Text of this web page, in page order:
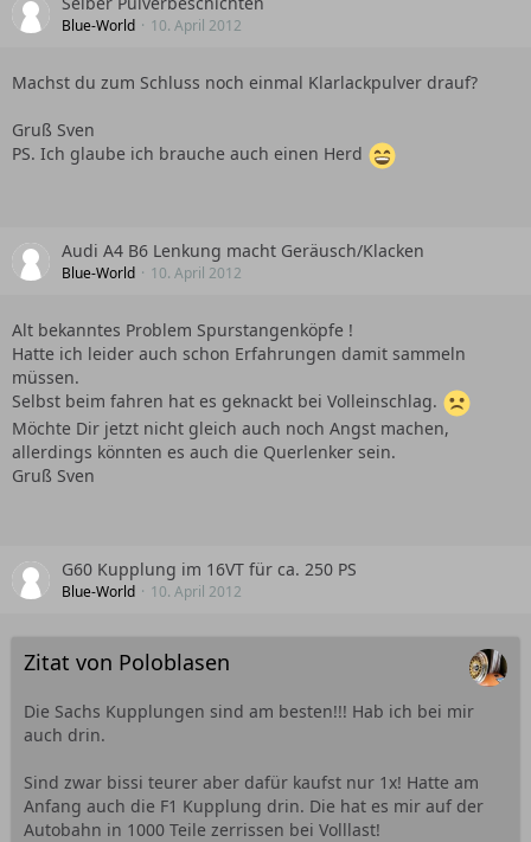
Blue-World 10. April 2012
Machst du zum Schluss noch einmal Klarlackpulver drauf?
Gruß Sven
PS. Ich glaube ich brauche auch einen Herd
Audi A4 B6 Lenkung macht Geräusch/Klacken
Blue-World 10. April 2012
Alt bekanntes Problem Spurstangenköpfe !
Hatte ich leider auch schon Erfahrungen damit sammeln
müssen.
Selbst beim fahren hat es geknackt bei Volleinschlag.
Möchte Dir jetzt nicht gleich auch noch Angst machen,
allerdings könnten es auch die Querlenker sein.
Gruß Sven
G60 Kupplung im 16VT für ca. 250 PS
Blue-World 10. April 2012
Zitat von Poloblasen
Die Sachs Kupplungen sind am besten!!! Hab ich bei mir
auch drin.
Sind zwar bissi teurer aber dafür kaufst nur 1x! Hatte am
Anfang auch die F1 Kupplung drin. Die hat es mir auf der
Autobahn in 1000 Teile zerrissen bei Volllast!